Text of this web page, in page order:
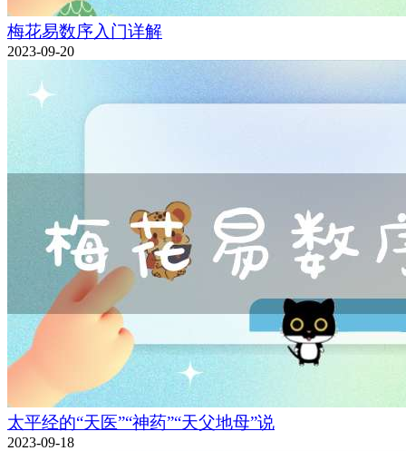
梅花易数序入门详解
2023-09-20
太平经的“天医”“神药”“天父地母”说
2023-09-18